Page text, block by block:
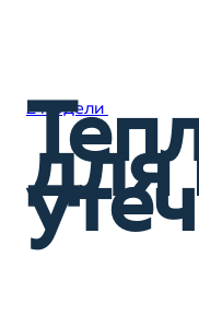
2 модели
для